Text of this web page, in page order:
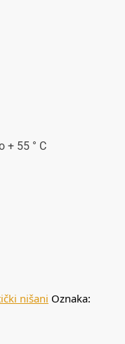
+ 55 ° C
nišani Oznaka: